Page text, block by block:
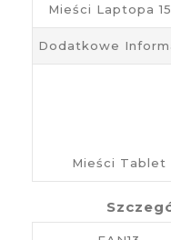
Mieści Laptopa
Dodatkowe
Mieści Tablet